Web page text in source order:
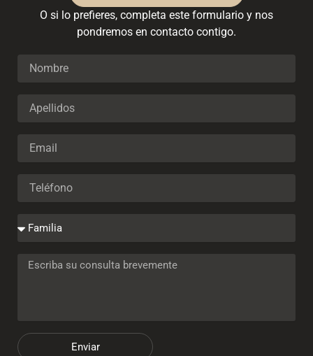
O si lo prefieres, completa este formulario y nos
pondremos en contacto contigo.
Enviar